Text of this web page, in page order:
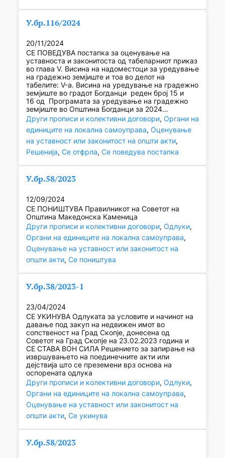
У.бр.116/2024
20/11/2024
СЕ ПОВЕДУВА постапка за оценување на
уставноста и законитоста од табеларниот приказ
во глава V. Висина на надоместоци за уредување
на градежно земјиште и тоа во делот на
табелите: V-а. Висина на уредување на градежно
земјиште во градот Богданци реден број 15 и
16 од Програмата за уредување на градежно
земјиште во Општина Богданци за 2024…
Други прописи и колективни договори, Органи на
единиците на локална самоуправа, Оценување
на уставност или законитост на општи акти
Решенија, Се отфрла, Се поведува постапка
У.бр.58/2023
12/09/2024
СЕ ПОНИШТУВА Правилникот на Советот на
Општина Македонска Каменица
Други прописи и колективни договори, Одлуки
Органи на единиците на локална самоуправа
Оценување на уставност или законитост на
општи акти, Се поништува
У.бр.38/2023-1
23/04/2024
СЕ УКИНУВА Одлуката за условите и начинот на
давање под закуп на недвижен имот во
сопственост на Град Скопје, донесена од
Советот на Град Скопје на 23.02.2023 година и
СЕ СТАВА ВОН СИЛА Решението за запирање на
извршувањето на поединечните акти или
дејствија што се преземени врз основа на
оспорената одлука
Други прописи и колективни договори, Одлуки
Органи на единиците на локална самоуправа
Оценување на уставност или законитост на
општи акти, Се укинува
У.бр.58/2023